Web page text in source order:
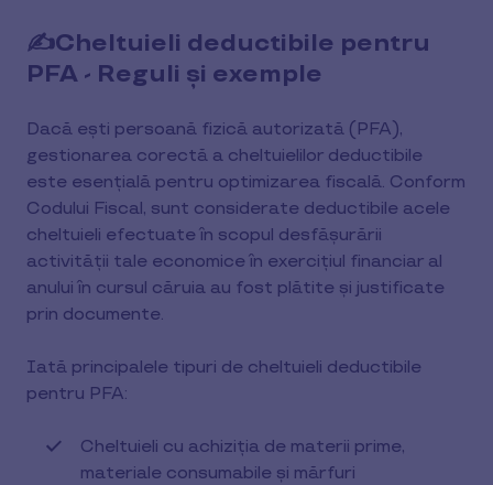
✍Cheltuieli deductibile pentru
PFA - Reguli și exemple
Dacă ești persoană fizică autorizată (PFA),
gestionarea corectă a cheltuielilor deductibile
este esențială pentru optimizarea fiscală. Conform
Codului Fiscal, sunt considerate deductibile acele
cheltuieli efectuate în scopul desfășurării
activității tale economice în exercițiul financiar al
anului în cursul căruia au fost plătite și justificate
prin documente.
Iată principalele tipuri de cheltuieli deductibile
pentru PFA:
Cheltuieli cu achiziția de materii prime,
materiale consumabile și mărfuri